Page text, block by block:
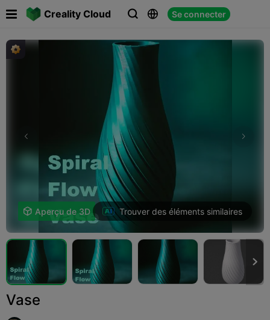
Creality Cloud   Se connecter
 
 Aperçu de 3D Trouver des éléments similaires

Vase